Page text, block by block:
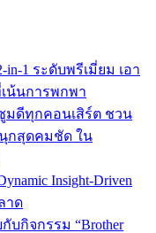
in-1 ระดับพรีเมี่ยม เอา
น้นการพกพา
ซูมดีทุกคอนเสิร์ต ชวน
กสุดคมชัด ใน
Insight-Driven
าด
บกิจกรรม “Brother